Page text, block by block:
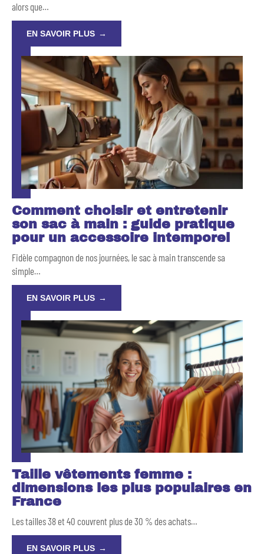
alors que…
EN SAVOIR PLUS
Comment choisir et entretenir
son sac à main : guide pratique
pour un accessoire intemporel
Fidèle compagnon de nos journées, le sac à main transcende sa
simple…
EN SAVOIR PLUS
Taille vêtements femme :
dimensions les plus populaires en
France
Les tailles 38 et 40 couvrent plus de 30 % des achats…
EN SAVOIR PLUS